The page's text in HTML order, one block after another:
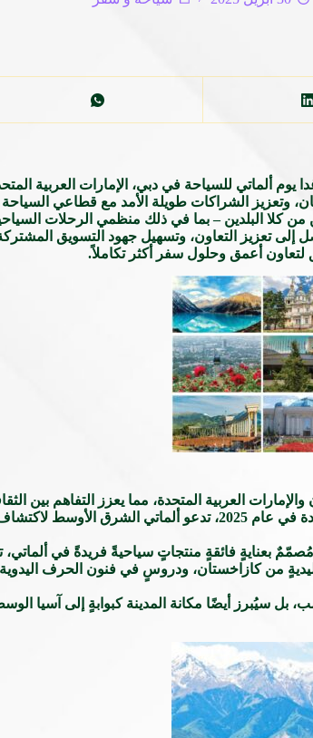
يوم ألماتي للسياحة في دبي، الإمارات العربية
وتعزيز الشراكات طويلة الأمد مع قطاعي
كلا البلدين – بما في ذلك منظمي الرحلات
تعزيز التعاون، وتسهيل جهود التسويق
لتعاون أعمق وحلول سفر أكثر تكاملاً.
العربية المتحدة، مما يعزز التفاهم بين
ويفتح الباب أمام مستقبل زاخر بالنمو والتبادل. مع احتضان العالم لطموحات السفر
بعنايةٍ فائقةٍ منتجاتٍ سياحيةً فريدةً في
من كازاخستان، ودروسٍ في فنون الحرف
سيُبرز أيضًا مكانة المدينة كبوابةٍ إلى آسيا